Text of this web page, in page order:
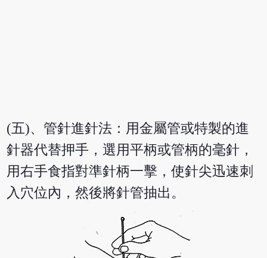
(五)、管針進針法：用金屬管或特製的進
針器代替押手，選用平柄或管柄的毫針，
用右手食指對準針柄一擊，使針尖迅速刺
入穴位內，然後將針管抽出。